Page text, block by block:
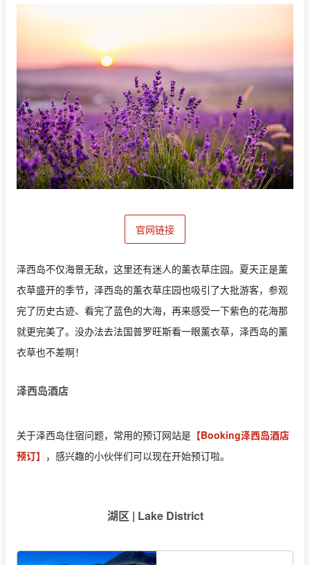
官网链接
泽西岛不仅海景无敌，这里还有迷人的薰衣草庄园。夏天正是薰
衣草盛开的季节，泽西岛的薰衣草庄园也吸引了大批游客，参观
完了历史古迹、看完了蓝色的大海，再来感受一下紫色的花海那
就更完美了。没办法去法国普罗旺斯看一眼薰衣草，泽西岛的薰
衣草也不差啊！
泽西岛酒店
关于泽西岛住宿问题，常用的预订网站是 【Booking泽西岛酒店
预订】 ，感兴趣的小伙伴们可以现在开始预订啦。
湖区 | Lake District